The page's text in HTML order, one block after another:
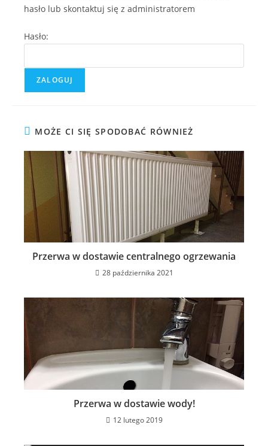
hasło lub skontaktuj się z administratorem
Hasło:
MOŻE CI SIĘ SPODOBAĆ RÓWNIEŻ
Przerwa w dostawie centralnego ogrzewania
28 października 2021
Przerwa w dostawie wody!
12 lutego 2019